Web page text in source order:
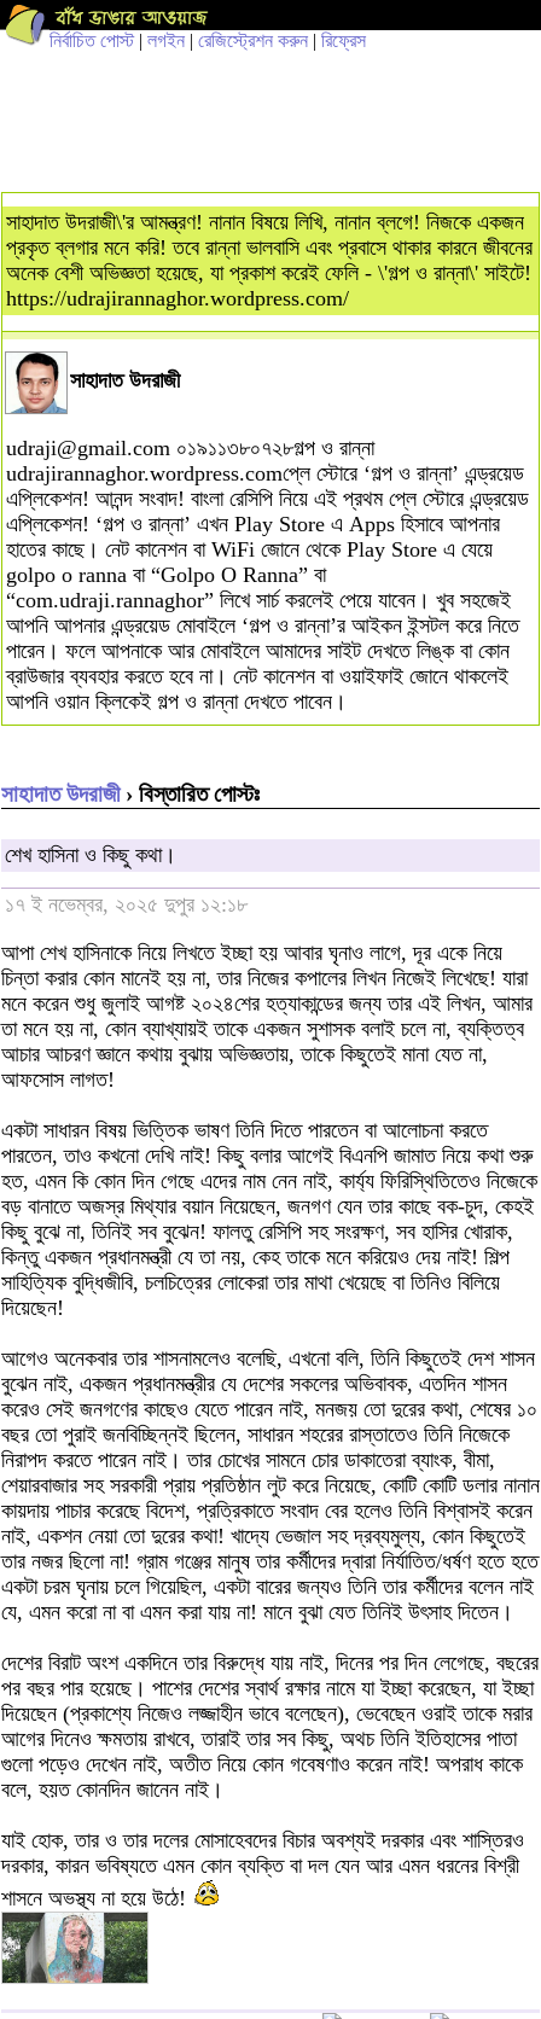
নির্বাচিত পোস্ট| লগইন | রেজিস্ট্রেশন করুন | রিফ্রেস
সাহাদাত উদরাজী\'র আমন্ত্রণ! নানান বিষয়ে লিখি, নানান ব্লগে! নিজকে একজন
প্রকৃত ব্লগার মনে করি! তবে রান্না ভালবাসি এবং প্রবাসে থাকার কারনে জীবনের
অনেক বেশী অভিজ্ঞতা হয়েছে, যা প্রকাশ করেই ফেলি - \'গল্প ও রান্না\' সাইটে!
https://udrajirannaghor.wordpress.com/
সাহাদাত উদরাজী
udraji@gmail.com ০১৯১১৩৮০৭২৮গল্প ও রান্না
udrajirannaghor.wordpress.comপ্লে স্টোরে ‘গল্প ও রান্না’ এন্ড্রয়েড
এপ্লিকেশন! আনন্দ সংবাদ! বাংলা রেসিপি নিয়ে এই প্রথম প্লে স্টোরে এন্ড্রয়েড
এপ্লিকেশন! ‘গল্প ও রান্না’ এখন Play Store এ Apps হিসাবে আপনার
হাতের কাছে। নেট কানেশন বা WiFi জোনে থেকে Play Store এ যেয়ে
golpo o ranna বা “Golpo O Ranna” বা
“com.udraji.rannaghor” লিখে সার্চ করলেই পেয়ে যাবেন। খুব সহজেই
আপনি আপনার এন্ড্রয়েড মোবাইলে ‘গল্প ও রান্না’র আইকন ইন্সটল করে নিতে
পারেন। ফলে আপনাকে আর মোবাইলে আমাদের সাইট দেখতে লিঙ্ক বা কোন
ব্রাউজার ব্যবহার করতে হবে না। নেট কানেশন বা ওয়াইফাই জোনে থাকলেই
আপনি ওয়ান ক্লিকেই গল্প ও রান্না দেখতে পাবেন।
সাহাদাত উদরাজী› বিস্তারিত পোস্টঃ
শেখ হাসিনা ও কিছু কথা।
১৭ ই নভেম্বর, ২০২৫ দুপুর ১২:১৮
আপা শেখ হাসিনাকে নিয়ে লিখতে ইচ্ছা হয় আবার ঘৃনাও লাগে, দূর একে নিয়ে
চিন্তা করার কোন মানেই হয় না, তার নিজের কপালের লিখন নিজেই লিখেছে! যারা
মনে করেন শুধু জুলাই আগষ্ট ২০২৪শের হত্যাকান্ডের জন্য তার এই লিখন, আমার
তা মনে হয় না, কোন ব্যাখ্যায়ই তাকে একজন সুশাসক বলাই চলে না, ব্যক্তিত্ব
আচার আচরণ জ্ঞানে কথায় বুঝায় অভিজ্ঞতায়, তাকে কিছুতেই মানা যেত না,
আফসোস লাগত!
একটা সাধারন বিষয় ভিত্তিক ভাষণ তিনি দিতে পারতেন বা আলোচনা করতে
পারতেন, তাও কখনো দেখি নাই! কিছু বলার আগেই বিএনপি জামাত নিয়ে কথা শুরু
হত, এমন কি কোন দিন গেছে এদের নাম নেন নাই, কার্য্য ফিরিস্থিতিতেও নিজেকে
বড় বানাতে অজস্র মিথ্যার বয়ান নিয়েছেন, জনগণ যেন তার কাছে বক-চুদ, কেহই
কিছু বুঝে না, তিনিই সব বুঝেন! ফালতু রেসিপি সহ সংরক্ষণ, সব হাসির খোরাক,
কিন্তু একজন প্রধানমন্ত্রী যে তা নয়, কেহ তাকে মনে করিয়েও দেয় নাই! শিল্প
সাহিত্যিক বুদ্ধিজীবি, চলচিত্রের লোকেরা তার মাথা খেয়েছে বা তিনিও বিলিয়ে
দিয়েছেন!
আগেও অনেকবার তার শাসনামলেও বলেছি, এখনো বলি, তিনি কিছুতেই দেশ শাসন
বুঝেন নাই, একজন প্রধানমন্ত্রীর যে দেশের সকলের অভিবাবক, এতদিন শাসন
করেও সেই জনগণের কাছেও যেতে পারেন নাই, মনজয় তো দুরের কথা, শেষের ১০
বছর তো পুরাই জনবিচ্ছিন্নই ছিলেন, সাধারন শহরের রাস্তাতেও তিনি নিজেকে
নিরাপদ করতে পারেন নাই। তার চোখের সামনে চোর ডাকাতেরা ব্যাংক, বীমা,
শেয়ারবাজার সহ সরকারী প্রায় প্রতিষ্ঠান লুট করে নিয়েছে, কোটি কোটি ডলার নানান
কায়দায় পাচার করেছে বিদেশ, প্রত্রিকাতে সংবাদ বের হলেও তিনি বিশ্বাসই করেন
নাই, একশন নেয়া তো দুরের কথা! খাদ্যে ভেজাল সহ দ্রব্যমুল্য, কোন কিছুতেই
তার নজর ছিলো না! গ্রাম গঞ্জের মানুষ তার কর্মীদের দ্বারা নির্যাতিত/ধর্ষণ হতে হতে
একটা চরম ঘৃনায় চলে গিয়েছিল, একটা বারের জন্যও তিনি তার কর্মীদের বলেন নাই
যে, এমন করো না বা এমন করা যায় না! মানে বুঝা যেত তিনিই উৎসাহ দিতেন।
দেশের বিরাট অংশ একদিনে তার বিরুদ্ধে যায় নাই, দিনের পর দিন লেগেছে, বছরের
পর বছর পার হয়েছে। পাশের দেশের স্বার্থ রক্ষার নামে যা ইচ্ছা করেছেন, যা ইচ্ছা
দিয়েছেন (প্রকাশ্যে নিজেও লজ্জাহীন ভাবে বলেছেন), ভেবেছেন ওরাই তাকে মরার
আগের দিনেও ক্ষমতায় রাখবে, তারাই তার সব কিছু, অথচ তিনি ইতিহাসের পাতা
গুলো পড়েও দেখেন নাই, অতীত নিয়ে কোন গবেষণাও করেন নাই! অপরাধ কাকে
বলে, হয়ত কোনদিন জানেন নাই।
যাই হোক, তার ও তার দলের মোসাহেবদের বিচার অবশ্যই দরকার এবং শাস্তিরও
দরকার, কারন ভবিষ্যতে এমন কোন ব্যক্তি বা দল যেন আর এমন ধরনের বিশ্রী
শাসনে অভস্থ্য না হয়ে উঠে!